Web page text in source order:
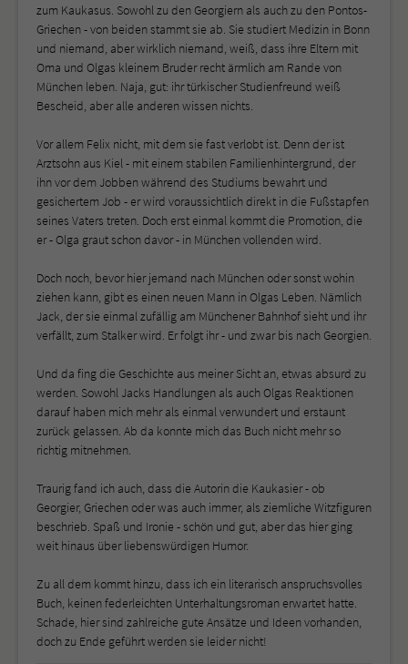
zum Kaukasus. Sowohl zu den Georgiern als auch zu den Pontos-
Griechen - von beiden stammt sie ab. Sie studiert Medizin in Bonn
und niemand, aber wirklich niemand, weiß, dass ihre Eltern mit
Oma und Olgas kleinem Bruder recht ärmlich am Rande von
München leben. Naja, gut: ihr türkischer Studienfreund weiß
Bescheid, aber alle anderen wissen nichts.
Vor allem Felix nicht, mit dem sie fast verlobt ist. Denn der ist
Arztsohn aus Kiel - mit einem stabilen Familienhintergrund, der
ihn vor dem Jobben während des Studiums bewahrt und
gesichertem Job - er wird voraussichtlich direkt in die Fußstapfen
seines Vaters treten. Doch erst einmal kommt die Promotion, die
er - Olga graut schon davor - in München vollenden wird.
Doch noch, bevor hier jemand nach München oder sonst wohin
ziehen kann, gibt es einen neuen Mann in Olgas Leben. Nämlich
Jack, der sie einmal zufällig am Münchener Bahnhof sieht und ihr
verfällt, zum Stalker wird. Er folgt ihr - und zwar bis nach Georgien.
Und da fing die Geschichte aus meiner Sicht an, etwas absurd zu
werden. Sowohl Jacks Handlungen als auch Olgas Reaktionen
darauf haben mich mehr als einmal verwundert und erstaunt
zurück gelassen. Ab da konnte mich das Buch nicht mehr so
richtig mitnehmen.
Traurig fand ich auch, dass die Autorin die Kaukasier - ob
Georgier, Griechen oder was auch immer, als ziemliche Witzfiguren
beschrieb. Spaß und Ironie - schön und gut, aber das hier ging
weit hinaus über liebenswürdigen Humor.
Zu all dem kommt hinzu, dass ich ein literarisch anspruchsvolles
Buch, keinen federleichten Unterhaltungsroman erwartet hatte.
Schade, hier sind zahlreiche gute Ansätze und Ideen vorhanden,
doch zu Ende geführt werden sie leider nicht!